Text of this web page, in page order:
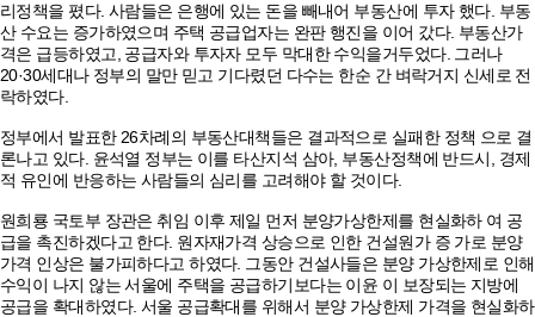
리정책을 폈다. 사람들은 은행에 있는 돈을 빼내어 부동산에 투자 했다. 부동
산 수요는 증가하였으며 주택 공급업자는 완판 행진을 이어 갔다. 부동산가
격은 급등하였고, 공급자와 투자자 모두 막대한 수익을거두었다. 그러나
20·30세대나 정부의 말만 믿고 기다렸던 다수는 한순 간 벼락거지 신세로 전
락하였다.
정부에서 발표한 26차례의 부동산대책들은 결과적으로 실패한 정책 으로 결
론나고 있다. 윤석열 정부는 이를 타산지석 삼아, 부동산정책에 반드시, 경제
적 유인에 반응하는 사람들의 심리를 고려해야 할 것이다.
원희룡 국토부 장관은 취임 이후 제일 먼저 분양가상한제를 현실화하 여 공
급을 촉진하겠다고 한다. 원자재가격 상승으로 인한 건설원가 증 가로 분양
가격 인상은 불가피하다고 하였다. 그동안 건설사들은 분양 가상한제로 인해
수익이 나지 않는 서울에 주택을 공급하기보다는 이윤 이 보장되는 지방에
공급을 확대하였다. 서울 공급확대를 위해서 분양 가상한제 가격을 현실화하